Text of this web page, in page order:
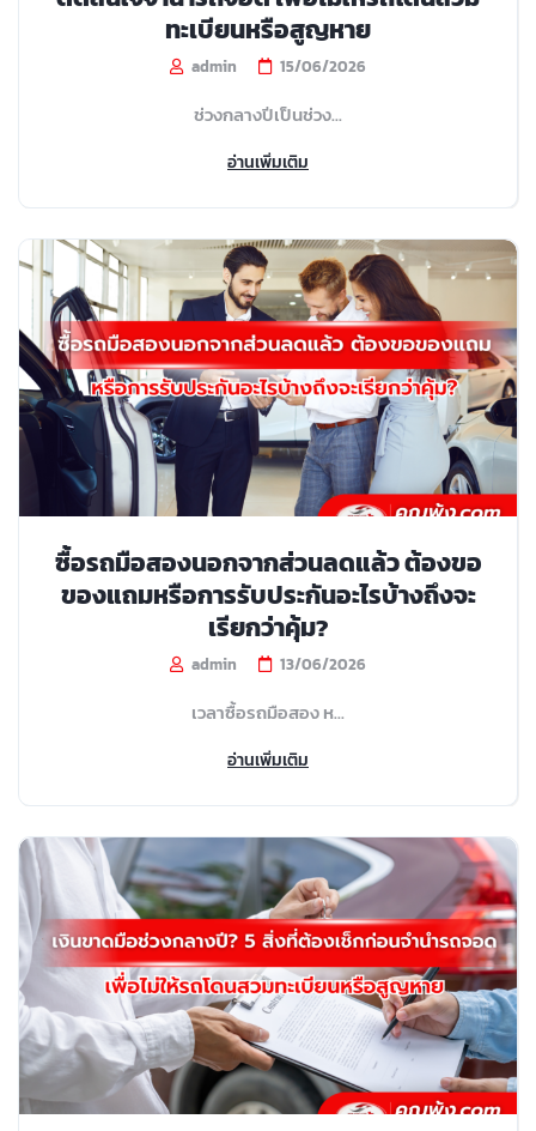
ทะเบียนหรือสูญหาย
admin 15/06/2026
ช่วงกลางปีเป็นช่วง...
อ่านเพิ่มเติม
ซื้อรถมือสองนอกจากส่วนลดแล้ว ต้องขอ
ของแถมหรือการรับประกันอะไรบ้างถึงจะ
เรียกว่าคุ้ม?
admin 13/06/2026
เวลาซื้อรถมือสอง ห...
อ่านเพิ่มเติม